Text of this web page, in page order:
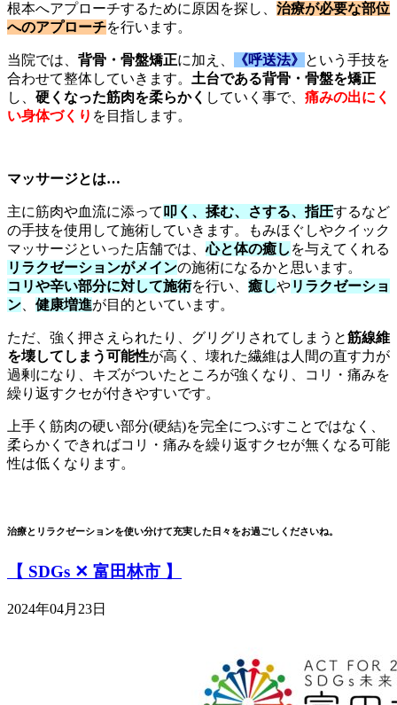
根本へアプローチするために原因を探し、 治療が必要な部位
へのアプローチを行います。
当院では、 背骨・骨盤矯正に加え、 《呼送法》 という手技を
合わせて整体していきます。 土台である背骨・骨盤を矯正
し、 硬くなった筋肉を柔らかく していく事で、 痛みの出にく
い身体づくり を目指します。
マッサージとは…
主に筋肉や血流に添って 叩く、揉む、さする、指圧するなど
の手技を使用して施術していきます。もみほぐしやクイック
マッサージといった店舗では、心と体の癒し を与えてくれる
リラクゼーションがメインの施術になるかと思います。
コリや辛い部分に対して施術を行い、 癒しやリラクゼーショ
ン
健康増進が目的といています。
ただ、強く押さえられたり、グリグリされてしまうと筋線維
を壊してしまう可能性が高く、壊れた繊維は人間の直す力が
過剰になり、キズがついたところが強くなり、コリ・痛みを
繰り返すクセが付きやすいです。
上手く筋肉の硬い部分(硬結)を完全につぶすことではなく、
柔らかくできればコリ・痛みを繰り返すクセが無くなる可能
性は低くなります。
治療とリラクゼーションを使い分けて充実した日々をお過ごしくださいね。
【 SDGs ✕ 富田林市 】
2024年04月23日